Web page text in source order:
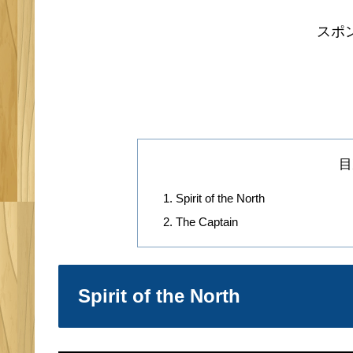
スポ
Spirit of the North
The Captain
Spirit of the North